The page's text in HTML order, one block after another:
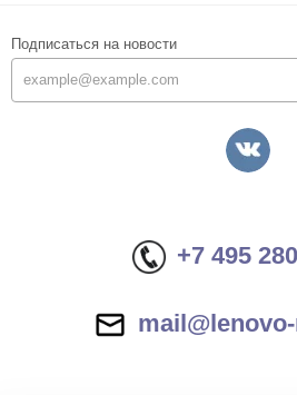
Подписаться на новости
+7 495